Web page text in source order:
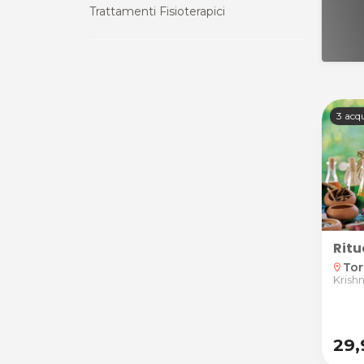
Trattamenti Fisioterapici
3
location_on